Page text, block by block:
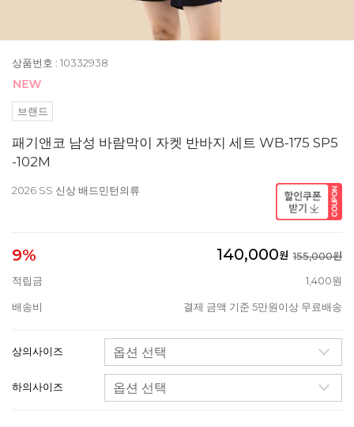
상품번호 : 10332938
브랜드
패기앤코 남성 바람막이 자켓 반바지 세트 WB-175 SP5
-102M
2026 SS 신상 배드민턴의류
9% 140,000원 155,000원
적립금
1,400원
배송비 결제 금액 기준 5만원이상 무료배송
상의사이즈
하의사이즈